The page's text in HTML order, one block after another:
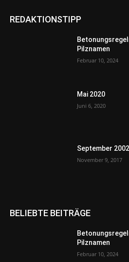
REDAKTIONSTIPP
Pilznamen
Februar 10, 2024
Mai 2020
Juni 6, 2020
September 2002
November 9, 2017
BELIEBTE BEITRÄGE
Pilznamen
Februar 10, 2024